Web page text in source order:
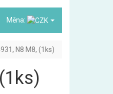
Měna:
N8 M8, (1ks)